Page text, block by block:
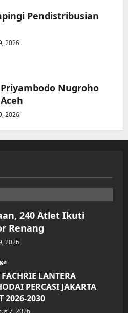
Pendistribusian
2026
Nugroho
2026
240 Atlet Ikuti
Renang
2026
LANTERA
PERCASI JAKARTA
2026-2030
7, 2026